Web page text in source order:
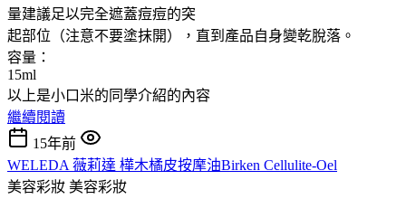
量建議足以完全遮蓋痘痘的突
起部位（注意不要塗抹開），直到產品自身變乾脫落。
容量：
15ml
以上是小口米的同學介紹的內容
繼續閱讀
15年前
WELEDA 薇莉達 樺木橘皮按摩油Birken Cellulite-Oel
美容彩妝 美容彩妝